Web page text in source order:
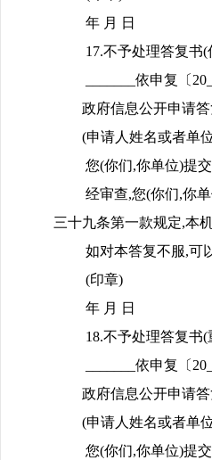
年 月 日
17.不予处理答复书
_______依申复〔
政府信息公开申请
(申请人姓名或者单
您(你们,你单位)提
经审查,您(你们,你
三十九条第一款规定,本
如对本答复不服,可
(印章)
年 月 日
18.不予处理答复书
_______依申复〔
政府信息公开申请
(申请人姓名或者单
您(你们,你单位)提